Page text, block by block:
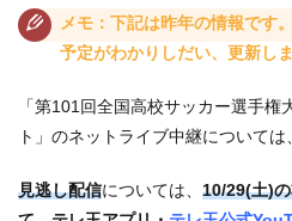
メモ：下記は昨年の情報です
予定がわかりしだい、更新しま
「第101回全国高校サッカー選手
ト」のネットライブ中継については、
見逃し配信については、 10/29(土)